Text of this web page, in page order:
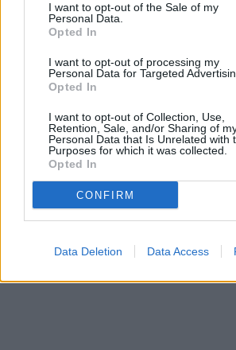
I want to opt-out of the Sale of my
Personal Data.
Opted In
I want to opt-out of processing my
Personal Data for Targeted
Opted In
I want to opt-out of Collection, Use,
Retention, Sale, and/or Sharing of
Personal Data that Is Unrelated with
Purposes for which it was collected.
Opted In
CONFIRM
Data Deletion Data Access